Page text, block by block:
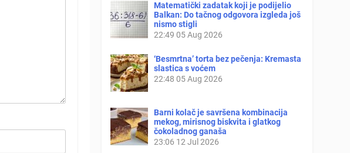
Matematički zadatak koji je podijelio
Balkan: Do tačnog odgovora izgleda još
nismo stigli
22:49 05 Aug 2026
‘Besmrtna’ torta bez pečenja: Kremasta
slastica s voćem
22:48 05 Aug 2026
Barni kolač je savršena kombinacija
mekog, mirisnog biskvita i glatkog
čokoladnog ganaša
23:06 12 Jul 2026